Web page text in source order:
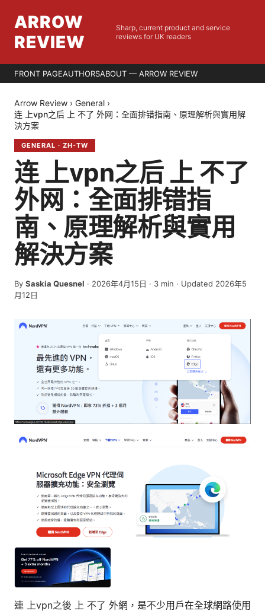
ARROW
REVIEW
Sharp, current product and service
reviews for UK readers
FRONT PAGEAUTHORSABOUT — ARROW REVIEW
Arrow Review › General ›
连 上vpn之后 上 不了 外网：全面排错指南、原理解析與實用解
決方案
GENERAL · ZH-TW
连 上vpn之后 上 不了
外网：全面排错指
南、原理解析與實用
解決方案
By Saskia Quesnel · 2026年4月15日 · 3 min · Updated 2026年5
月12日
連 上vpn之後 上 不了 外網，是不少用戶在全球網路使用